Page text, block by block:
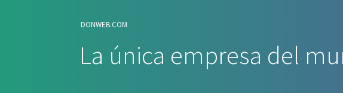
DONWEB.COM
La única empresa del